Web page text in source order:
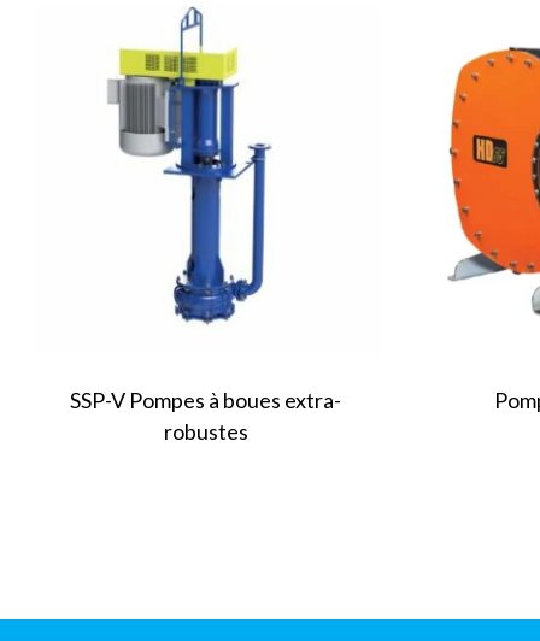
SSP-V Pompes à boues extra-
robustes